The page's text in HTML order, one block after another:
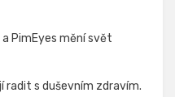
PimEyes mění svět
radit s duševním zdravím.